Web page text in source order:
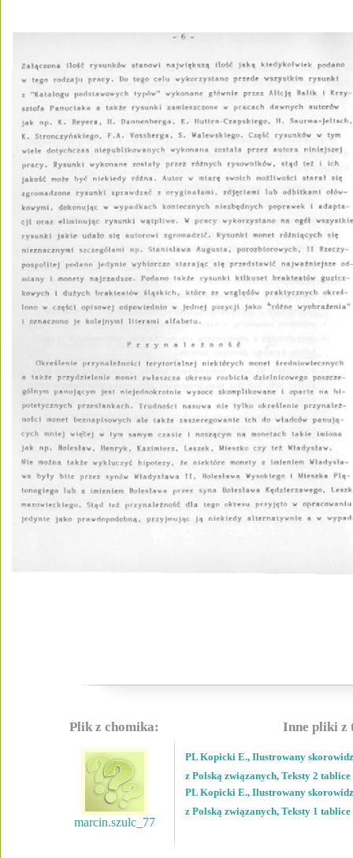
Plik z chomika:
marcin.szulc_77
Inne pliki z
PL Kopicki E., Ilustrowany
z Polską związanych, Teksty 2
PL Kopicki E., Ilustrowany
z Polską związanych, Teksty 1